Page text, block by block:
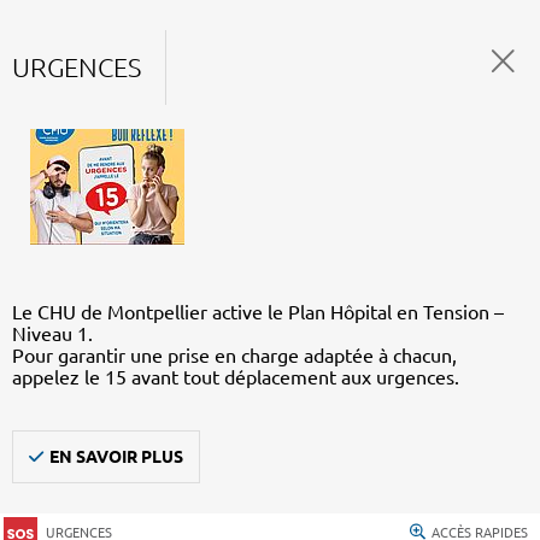
URGENCES
Le CHU de Montpellier active le Plan Hôpital en Tension –
Niveau 1.
Pour garantir une prise en charge adaptée à chacun,
appelez le 15 avant tout déplacement aux urgences.
EN SAVOIR PLUS
URGENCES ACCÈS RAPIDES